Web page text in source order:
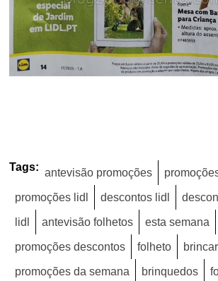
Tags: antevisão promoções
promoções lidl descontos lidl
lidl antevisão folhetos esta semana
promoções descontos folheto brincar
promoções da semana brinquedos